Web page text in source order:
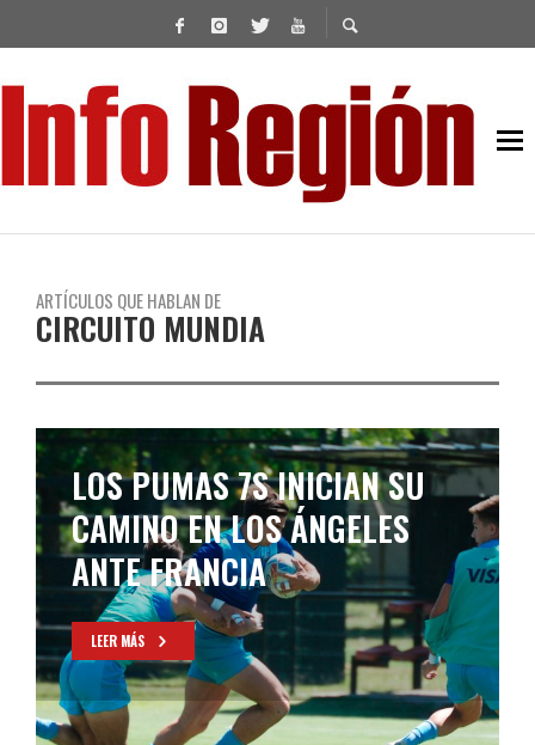
ARTÍCULOS QUE HABLAN DE
CIRCUITO MUNDIA
LOS PUMAS 7S INICIAN SU
CAMINO EN LOS ÁNGELES
ANTE FRANCIA
LEER MÁS